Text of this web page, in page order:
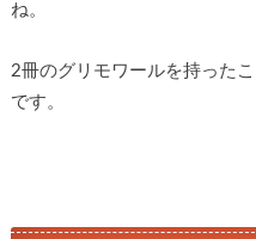
ね。
2冊のグリモワールを持った
です。